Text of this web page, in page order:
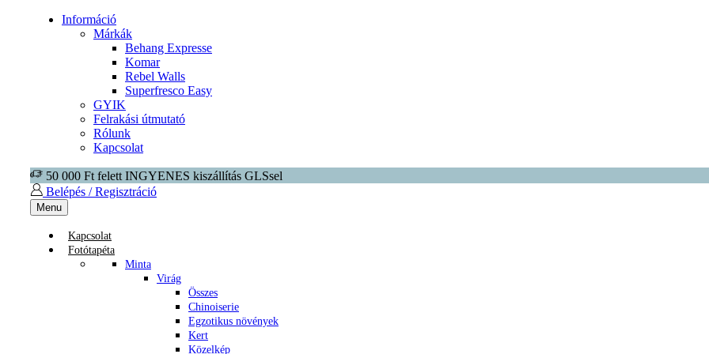
Információ
Márkák
Behang Expresse
Komar
Rebel Walls
Superfresco Easy
GYIK
Felrakási útmutató
Rólunk
Kapcsolat
50 000 Ft felett INGYENES kiszállítás GLSsel
Belépés / Regisztráció
Menu
Kapcsolat
Fotótapéta
Minta
Virág
Összes
Chinoiserie
Egzotikus növények
Kert
Közelkép